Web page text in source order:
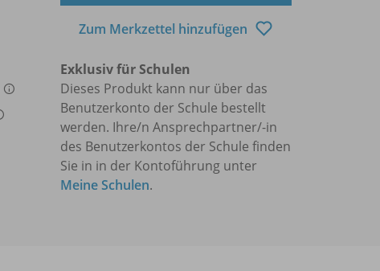
Zum Merkzettel hinzufügen
Exklusiv für Schulen
Dieses Produkt kann nur über das
Benutzerkonto der Schule bestellt
werden. Ihre/n Ansprechpartner/-in
des Benutzerkontos der Schule finden
Sie in in der Kontoführung unter
Meine Schulen.